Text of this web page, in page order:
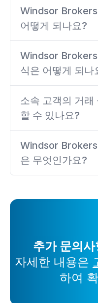
Windsor
어떻게 되나요?
Windsor
식은 어떻게 되나
소속 고객의 거래
할 수 있나요?
Windsor Brokers
은 무엇인가요?
추가 문의
자세한 내용은
하여